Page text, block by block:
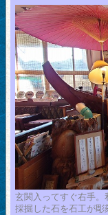
玄関入ってすぐ右手。
採掘した石を石工が